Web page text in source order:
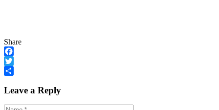
Share
Facebook
Twitter
Leave a Reply